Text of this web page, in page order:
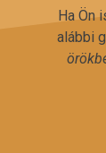
Ha Ön
alábbi